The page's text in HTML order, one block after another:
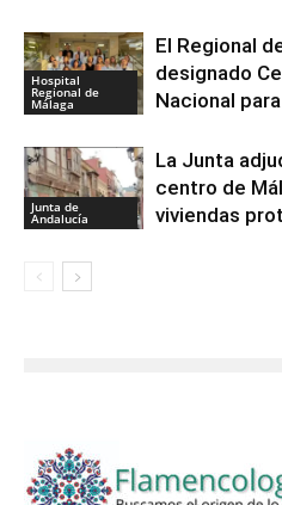
Hospital
Regional de
Málaga
El Regional
designado
Nacional
Junta de
Andalucía
La Junta
centro de
viviendas